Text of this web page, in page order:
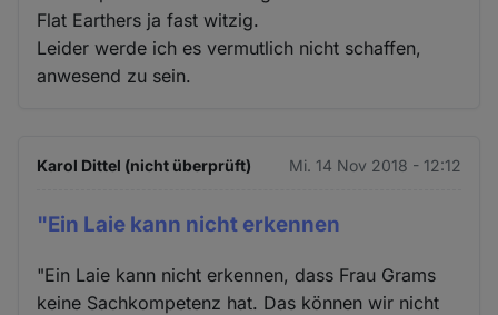
Flat Earthers ja fast witzig.
Leider werde ich es vermutlich nicht schaffen,
anwesend zu sein.
Karol Dittel (nicht überprüft) Mi. 14 Nov 2018 - 12:12
"Ein Laie kann nicht erkennen
"Ein Laie kann nicht erkennen, dass Frau Grams
keine Sachkompetenz hat. Das können wir nicht